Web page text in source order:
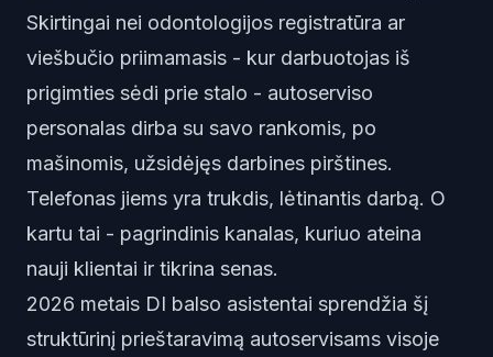
Skirtingai nei odontologijos registratūra ar
viešbučio priimamasis - kur darbuotojas iš
prigimties sėdi prie stalo - autoserviso
personalas dirba su savo rankomis, po
mašinomis, užsidėjęs darbines pirštines.
Telefonas jiems yra trukdis, lėtinantis darbą. O
kartu tai - pagrindinis kanalas, kuriuo ateina
nauji klientai ir tikrina senas.
2026 metais DI balso asistentai sprendžia šį
struktūrinį prieštaravimą autoservisams visoje